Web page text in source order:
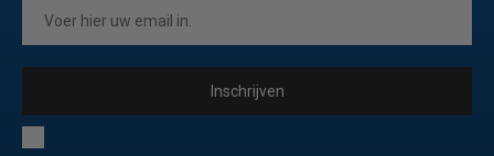
Inschrijven